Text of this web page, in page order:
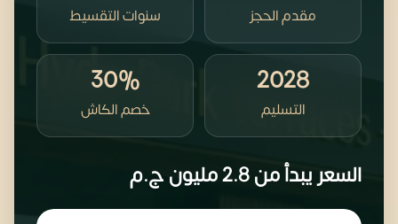
مقدم الحجز سنوات التقسيط
2028
التسليم
30%
خصم الكاش
السعر يبدأ من2.8 مليون ج.م